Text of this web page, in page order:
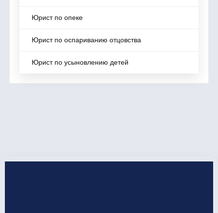
Юрист по опеке
Юрист по оспариванию отцовства
Юрист по усыновлению детей